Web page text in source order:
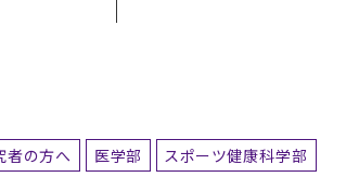
者の方へ 医学部
スポーツ健康科学部